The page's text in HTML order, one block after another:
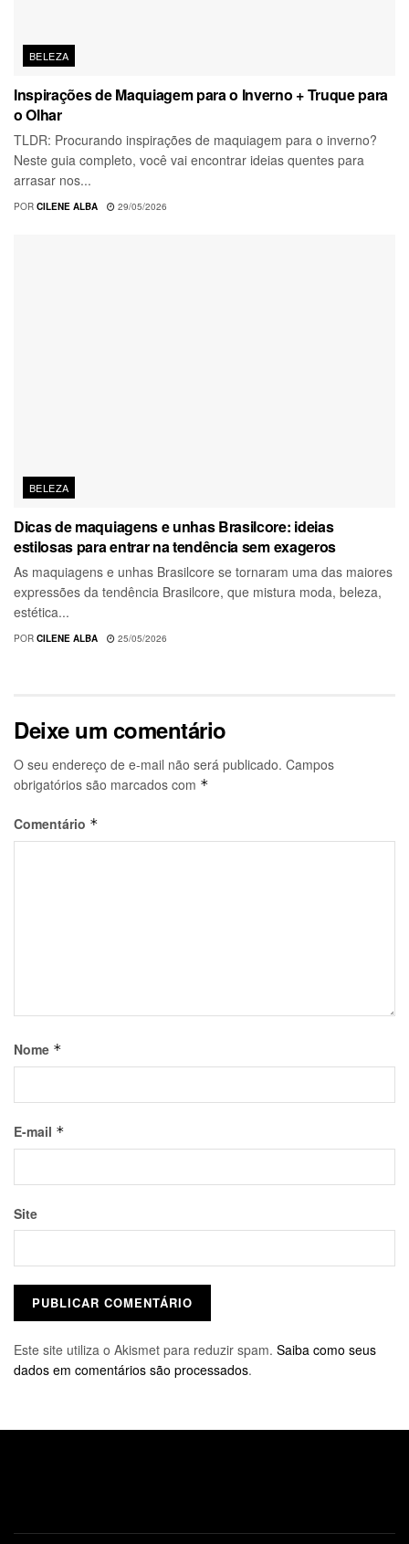
BELEZA
Inspirações de Maquiagem para o Inverno + Truque para
o Olhar
TLDR: Procurando inspirações de maquiagem para o inverno?
Neste guia completo, você vai encontrar ideias quentes para
arrasar nos...
POR CILENE ALBA 29/05/2026
BELEZA
Dicas de maquiagens e unhas Brasilcore: ideias
estilosas para entrar na tendência sem exageros
As maquiagens e unhas Brasilcore se tornaram uma das maiores
expressões da tendência Brasilcore, que mistura moda, beleza,
estética...
POR CILENE ALBA 25/05/2026
Deixe um comentário
O seu endereço de e-mail não será publicado. Campos
obrigatórios são marcados com *
Comentário *
Nome *
E-mail *
Site
Este site utiliza o Akismet para reduzir spam. Saiba como seus
dados em comentários são processados.